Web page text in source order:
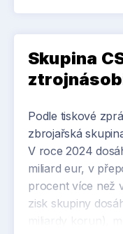
Skupina
Podle tiskové
zbrojařská
V roce 2024
miliard eur, v
procent více než
zisk skupiny